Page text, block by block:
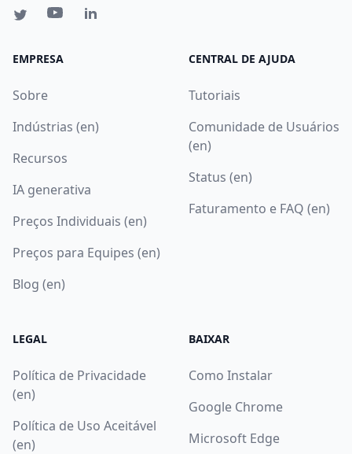
EMPRESA
Sobre
Indústrias (en)
Recursos
IA generativa
Preços Individuais (en)
Preços para Equipes (en)
Blog (en)
CENTRAL DE AJUDA
Tutoriais
Comunidade de Usuários
(en)
Status (en)
Faturamento e FAQ (en)
LEGAL
Política de Privacidade
(en)
Política de Uso Aceitável
(en)
BAIXAR
Como Instalar
Google Chrome
Microsoft Edge